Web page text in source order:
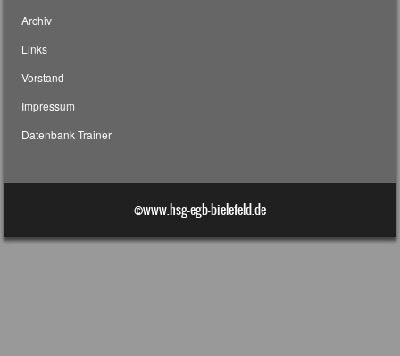
Archiv
Links
Vorstand
Impressum
Datenbank Trainer
©www.hsg-egb-bielefeld.de